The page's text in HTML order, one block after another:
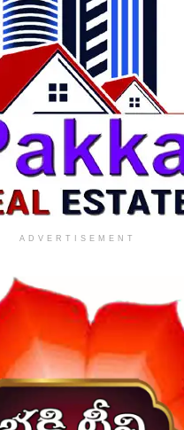
ADVERTISEMENT